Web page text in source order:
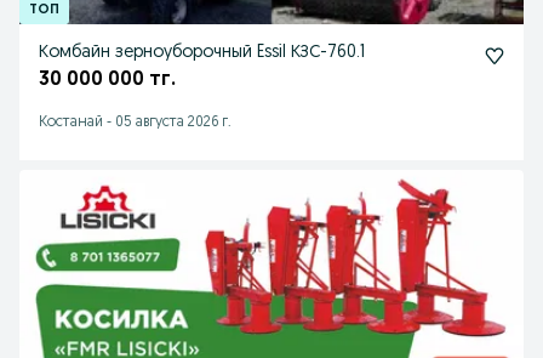
Комбайн зерноуборочный Essil КЗС-760.1
30 000 000 тг.
Костанай - 05 августа 2026 г.